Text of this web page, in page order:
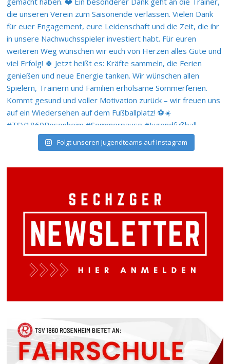
Folgt unseren Jugendteams auf Instagram